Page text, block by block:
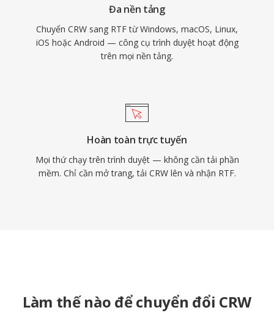
Đa nền tảng
Chuyển CRW sang RTF từ Windows, macOS, Linux,
iOS hoặc Android — công cụ trình duyệt hoạt động
trên mọi nền tảng.
Hoàn toàn trực tuyến
Mọi thứ chạy trên trình duyệt — không cần tải phần
mềm. Chỉ cần mở trang, tải CRW lên và nhận RTF.
Làm thế nào để chuyển đổi CRW